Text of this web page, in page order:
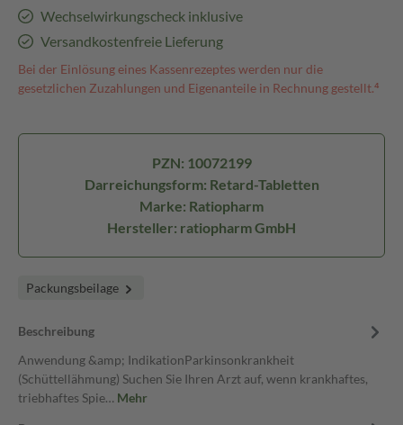
Wechselwirkungscheck inklusive
Versandkostenfreie Lieferung
Bei der Einlösung eines Kassenrezeptes werden nur die
gesetzlichen Zuzahlungen und Eigenanteile in Rechnung gestellt.⁴
PZN: 10072199
Darreichungsform: Retard-Tabletten
Marke: Ratiopharm
Hersteller: ratiopharm GmbH
Packungsbeilage
Beschreibung
Anwendung &amp; IndikationParkinsonkrankheit
(Schüttellähmung) Suchen Sie Ihren Arzt auf, wenn krankhaftes,
triebhaftes Spie… Mehr